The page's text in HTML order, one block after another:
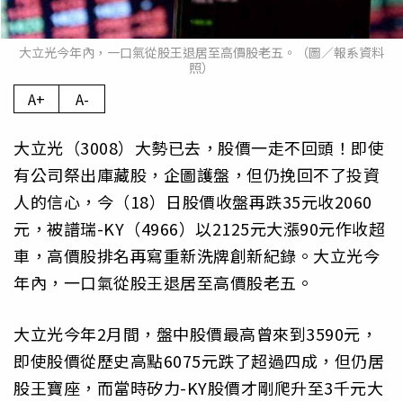
大立光今年內，一口氣從股王退居至高價股老五。（圖／報系資料
照）
A+ A-
大立光（3008）大勢已去，股價一走不回頭！即使
有公司祭出庫藏股，企圖護盤，但仍挽回不了投資
人的信心，今（18）日股價收盤再跌35元收2060
元，被譜瑞-KY（4966）以2125元大漲90元作收超
車，高價股排名再寫重新洗牌創新紀錄。大立光今
年內，一口氣從股王退居至高價股老五。
大立光今年2月間，盤中股價最高曾來到3590元，
即使股價從歷史高點6075元跌了超過四成，但仍居
股王寶座，而當時矽力-KY股價才剛爬升至3千元大